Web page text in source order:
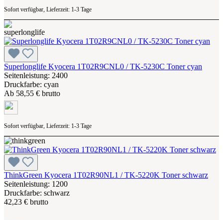
Sofort verfügbar, Lieferzeit: 1-3 Tage
Superlonglife Kyocera 1T02R9CNL0 / TK-5230C Toner cyan
Seitenleistung: 2400
Druckfarbe: cyan
Ab 58,55 € brutto
Sofort verfügbar, Lieferzeit: 1-3 Tage
ThinkGreen Kyocera 1T02R90NL1 / TK-5220K Toner schwarz
Seitenleistung: 1200
Druckfarbe: schwarz
42,23 € brutto